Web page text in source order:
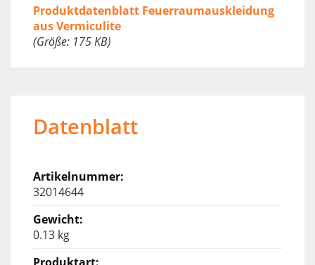
Produktdatenblatt Feuerraumauskleidung
aus Vermiculite
(Größe: 175 KB)
Datenblatt
32014644
0.13 kg